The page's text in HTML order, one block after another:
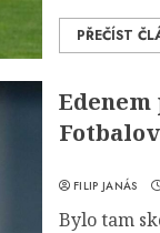
PŘEČÍST
FILIP JANÁS
Bylo tam